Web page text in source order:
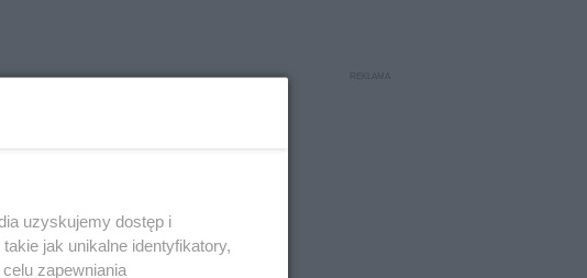
uzyskujemy dostęp i
jak unikalne identyfikatory,
zapewniania